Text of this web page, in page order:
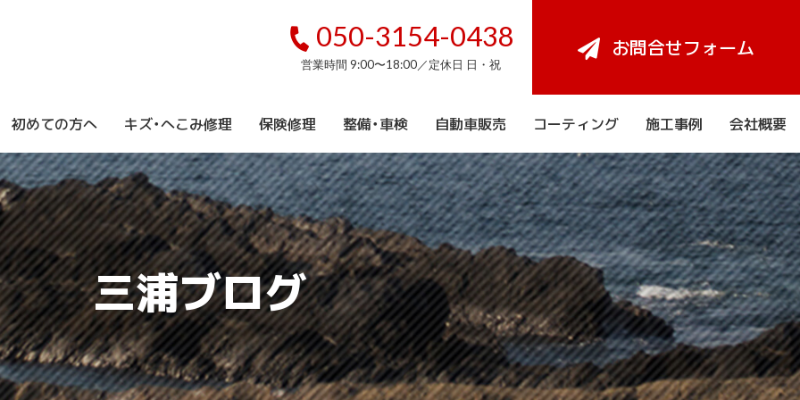
050-3154-0438
営業時間 9:00〜18:00／定休日 日・祝
お問合せフォーム
初めての方へ キズ・へこみ修理 保険修理 整備・車検 自動車販売 コーティング 施工事例 会社概要
三浦ブログ